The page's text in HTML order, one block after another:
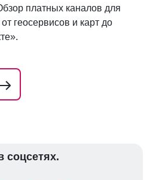
платных каналов для
геосервисов и карт до
соцсетях.